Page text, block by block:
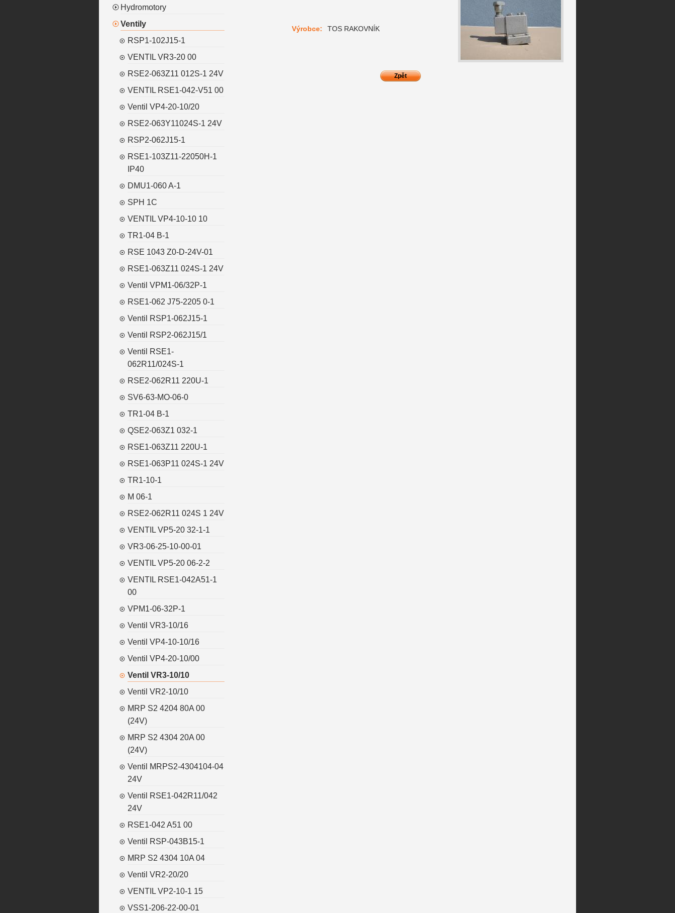
Hydromotory
Ventily
RSP1-102J15-1
VENTIL VR3-20 00
RSE2-063Z11 012S-1 24V
VENTIL RSE1-042-V51 00
Ventil VP4-20-10/20
RSE2-063Y11024S-1 24V
RSP2-062J15-1
RSE1-103Z11-22050H-1
IP40
DMU1-060 A-1
SPH 1C
VENTIL VP4-10-10 10
TR1-04 B-1
RSE 1043 Z0-D-24V-01
RSE1-063Z11 024S-1 24V
Ventil VPM1-06/32P-1
RSE1-062 J75-2205 0-1
Ventil RSP1-062J15-1
Ventil RSP2-062J15/1
Ventil RSE1-
062R11/024S-1
RSE2-062R11 220U-1
SV6-63-MO-06-0
TR1-04 B-1
QSE2-063Z1 032-1
RSE1-063Z11 220U-1
RSE1-063P11 024S-1 24V
TR1-10-1
M 06-1
RSE2-062R11 024S 1 24V
VENTIL VP5-20 32-1-1
VR3-06-25-10-00-01
VENTIL VP5-20 06-2-2
VENTIL RSE1-042A51-1
00
VPM1-06-32P-1
Ventil VR3-10/16
Ventil VP4-10-10/16
Ventil VP4-20-10/00
Ventil VR3-10/10
Ventil VR2-10/10
MRP S2 4204 80A 00
(24V)
MRP S2 4304 20A 00
(24V)
Ventil MRPS2-4304104-04
24V
Ventil RSE1-042R11/042
24V
RSE1-042 A51 00
Ventil RSP-043B15-1
MRP S2 4304 10A 04
Ventil VR2-20/20
VENTIL VP2-10-1 15
VSS1-206-22-00-01
Výrobce: TOS RAKOVNÍK